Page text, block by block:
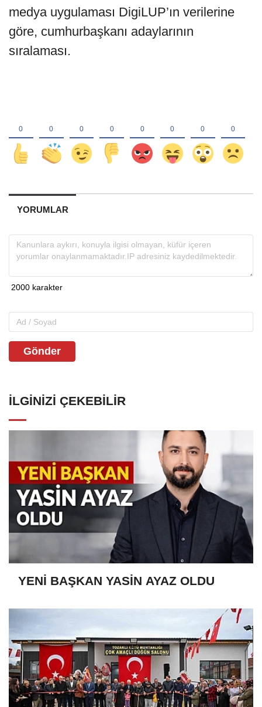
medya uygulaması DigiLUP’ın verilerine
göre, cumhurbaşkanı adaylarının
sıralaması.
YORUMLAR
Gönder
İLGINIZI ÇEKEBILIR
YENİ BAŞKAN YASİN AYAZ OLDU